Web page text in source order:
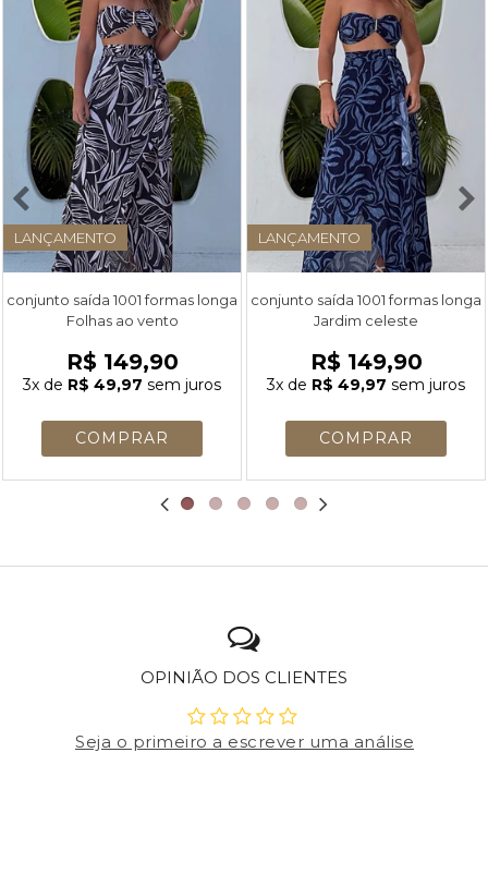
LANÇAMENTO
conjunto saída 1001 formas longa
Folhas ao vento
R$ 149,90
3x de R$ 49,97 sem juros
LANÇAMENTO
conjunto saída 1001 formas longa
Jardim celeste
R$ 149,90
3x de R$ 49,97 sem juros
OPINIÃO DOS CLIENTES
Seja o primeiro a escrever uma análise